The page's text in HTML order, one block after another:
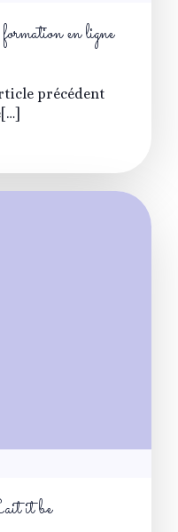
en ligne
précédent
it be